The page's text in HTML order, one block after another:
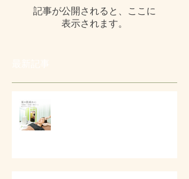
記事が公開されると、ここに
表示されます。